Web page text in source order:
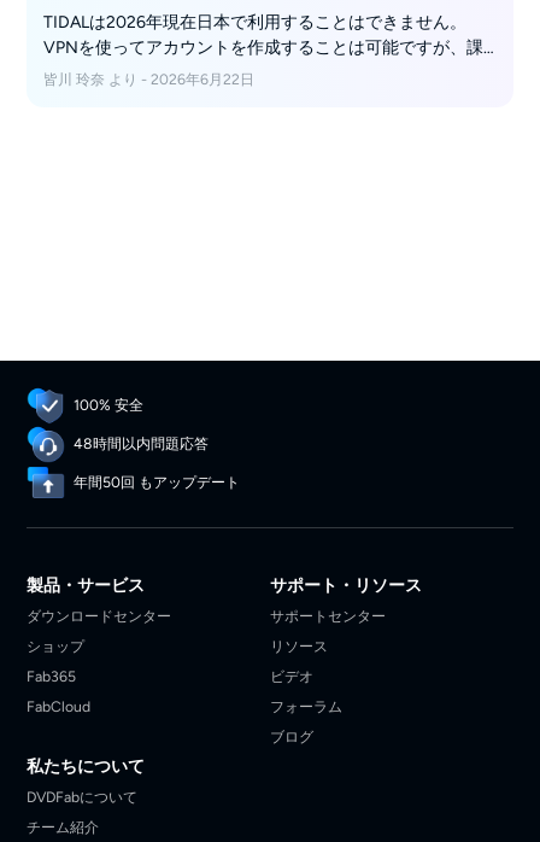
TIDALは2026年現在日本で利用することはできません。
VPNを使ってアカウントを作成することは可能ですが、課
金のタイミングとなるとクレジットカードのエラーが生じ
皆川 玲奈 より - 2026年6月22日
100% 安全
48時間以内問題応答
年間50回 もアップデート
製品・サービス
ダウンロードセンター
ショップ
Fab365
FabCloud
サポート・リソース
サポートセンター
リソース
ビデオ
フォーラム
ブログ
私たちについて
DVDFabについて
チーム紹介